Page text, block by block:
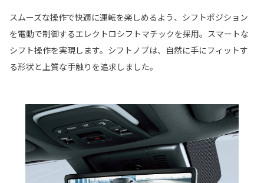
スムーズな操作で快適に運転を楽しめるよう、シフトポジション
を電動で制御するエレクトロシフトマチックを採用。スマートな
シフト操作を実現します。シフトノブは、自然に手にフィットす
る形状と上質な手触りを追求しました。